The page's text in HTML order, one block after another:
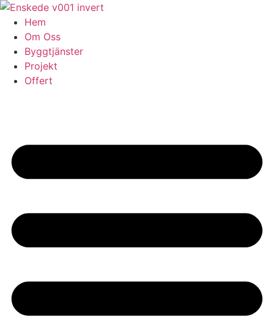
Skip
content
Hem
Om Oss
Byggtjänster
Projekt
Offert